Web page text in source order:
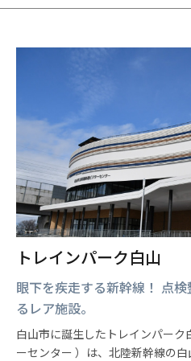
トレインパーク白山
眼下を疾走する新幹線！ 点
るレア施設。
白山市に誕生したトレインパー
ーセンター ）は、北陸新幹線の